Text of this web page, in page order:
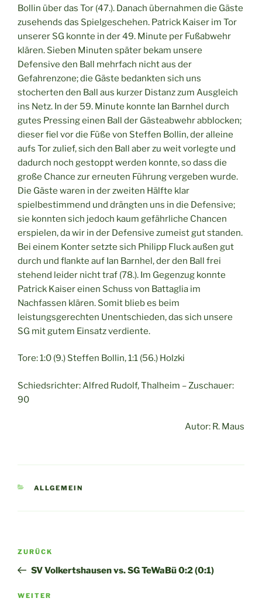
Bollin über das Tor (47.). Danach übernahmen die Gäste
zusehends das Spielgeschehen. Patrick Kaiser im Tor
unserer SG konnte in der 49. Minute per Fußabwehr
klären. Sieben Minuten später bekam unsere
Defensive den Ball mehrfach nicht aus der
Gefahrenzone; die Gäste bedankten sich uns
stocherten den Ball aus kurzer Distanz zum Ausgleich
ins Netz. In der 59. Minute konnte Ian Barnhel durch
gutes Pressing einen Ball der Gästeabwehr abblocken;
dieser fiel vor die Füße von Steffen Bollin, der alleine
aufs Tor zulief, sich den Ball aber zu weit vorlegte und
dadurch noch gestoppt werden konnte, so dass die
große Chance zur erneuten Führung vergeben wurde.
Die Gäste waren in der zweiten Hälfte klar
spielbestimmend und drängten uns in die Defensive;
sie konnten sich jedoch kaum gefährliche Chancen
erspielen, da wir in der Defensive zumeist gut standen.
Bei einem Konter setzte sich Philipp Fluck außen gut
durch und flankte auf Ian Barnhel, der den Ball frei
stehend leider nicht traf (78.). Im Gegenzug konnte
Patrick Kaiser einen Schuss von Battaglia im
Nachfassen klären. Somit blieb es beim
leistungsgerechten Unentschieden, das sich unsere
SG mit gutem Einsatz verdiente.
Tore: 1:0 (9.) Steffen Bollin, 1:1 (56.) Holzki
Schiedsrichter: Alfred Rudolf, Thalheim – Zuschauer:
90
Autor: R. Maus
KATEGORIEN
ALLGEMEIN
Beitragsnavigation
Vorheriger
Beitrag
ZURÜCK
SV Volkertshausen vs. SG TeWaBü 0:2 (0:1)
Nächster
WEITER